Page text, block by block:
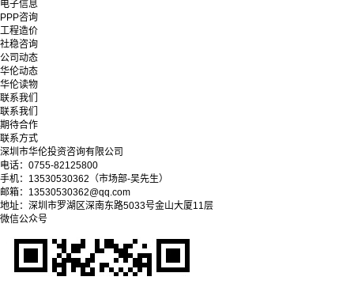
电子信息
PPP咨询
工程造价
社稳咨询
公司动态
华伦动态
华伦读物
联系我们
联系我们
期待合作
联系方式
深圳市华伦投资咨询有限公司
电话：0755-82125800
手机：13530530362（市场部-吴先生）
邮箱：13530530362@qq.com
地址：深圳市罗湖区深南东路5033号金山大厦11层
微信公众号